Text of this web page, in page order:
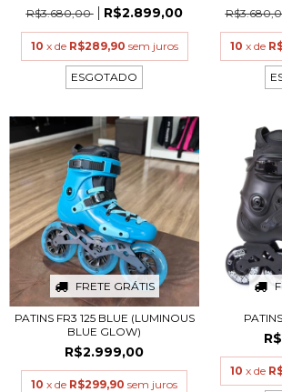
R$3.680,00
R$2.899,00
10 x de R$289,90 sem juros
ESGOTADO
10 x de
FRETE GRÁTIS
PATINS FR3 125 BLUE (LUMINOUS
BLUE GLOW)
R$2.999,00
10 x de R$299,90 sem juros
10 x de